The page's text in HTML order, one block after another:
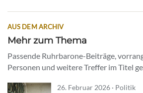
AUS DEM ARCHIV
Mehr zum Thema
Passende Ruhrbarone-Beiträge,
Personen und weitere Treffer im Titel
26. Februar 2026 · Politik